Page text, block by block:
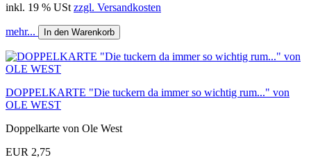
inkl. 19 % USt zzgl. Versandkosten
mehr... In den Warenkorb
DOPPELKARTE "Die tuckern da immer so wichtig rum..." von
OLE WEST
Doppelkarte von Ole West
EUR 2,75